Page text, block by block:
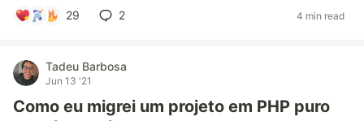
29 2 4 min read
Tadeu Barbosa
Jun 13 '21
Como eu migrei um projeto em PHP puro